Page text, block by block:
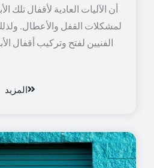
أن الآليات العادية لأقفال تلك
لمشكلات القفل والأعطال.
الفنيين لفتح وتركيب أقفال
المزيد